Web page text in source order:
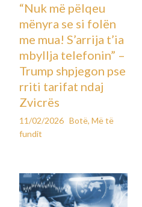
“Nuk më pëlqeu
mënyra se si folën
me mua! S’arrija t’ia
mbyllja telefonin” –
Trump shpjegon pse
rriti tarifat ndaj
Zvicrës
11/02/2026 Botë,Më të
fundit